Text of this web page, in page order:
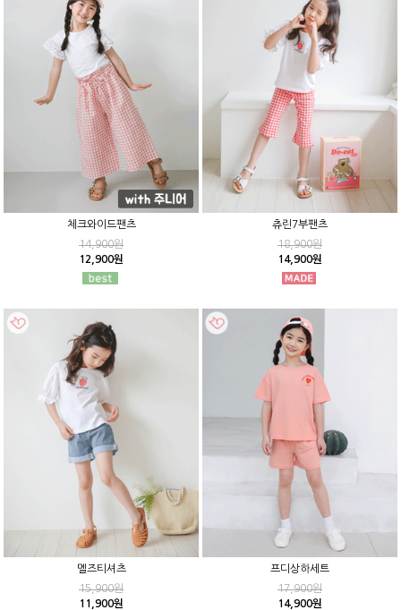
체크와이드팬츠
14,900원
12,900원
츄린7부팬츠
18,900원
14,900원
멜즈티셔츠
15,900원
11,900원
프디상하세트
17,900원
14,900원